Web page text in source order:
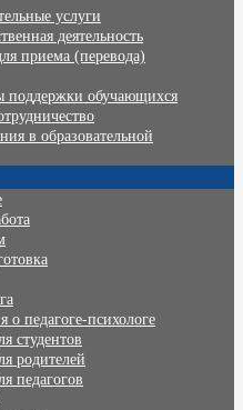
услуги
деятельность
приема (перевода)
поддержки обучающихся
в образовательной
педагоге-психологе
студентов
родителей
педагогов